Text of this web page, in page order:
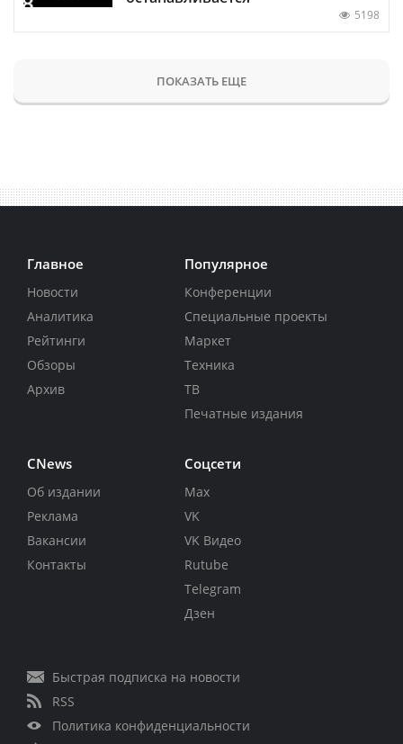
5198
ПОКАЗАТЬ ЕЩЕ
Главное
Новости
Аналитика
Рейтинги
Обзоры
Архив
Популярное
Конференции
Специальные проекты
Маркет
Техника
ТВ
Печатные издания
CNews
Об издании
Реклама
Вакансии
Контакты
Соцсети
Max
VK
VK Видео
Rutube
Telegram
Дзен
Быстрая подписка на новости
RSS
Политика конфиденциальности